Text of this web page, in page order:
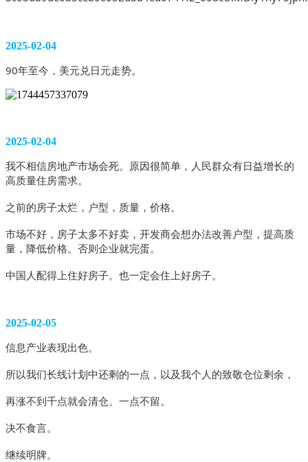
2025-02-04
90年至今，美元兑日元走势。
2025-02-04
我不相信房地产市场会死。原因很简单，人民群众有日益增长的
高质量住房需求。
之前的房子太烂，户型，质量，价格。
市场不好，房子太多不好卖，开发商会想办法改善户型，提高质
量，降低价格。否则企业就完蛋。
中国人配得上住好房子。也一定会住上好房子。
2025-02-05
信息产业表现出色。
所以我们长线计划中还剩的一点，以及我个人的致敬仓位剩余，
再涨不到千点就会清仓。一点不留。
决不食言。
继续明牌。